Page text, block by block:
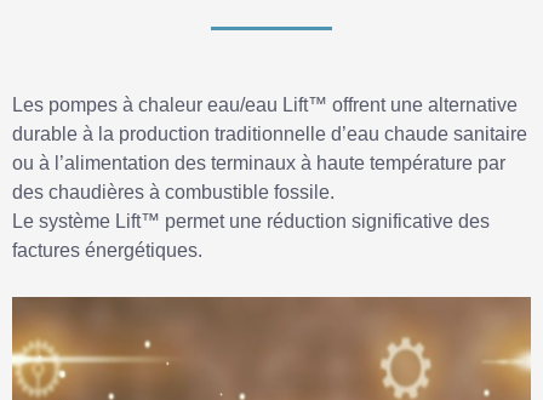
Les pompes à chaleur eau/eau Lift™ offrent une alternative
durable à la production traditionnelle d’eau chaude sanitaire
ou à l’alimentation des terminaux à haute température par
des chaudières à combustible fossile.
Le système Lift™ permet une réduction significative des
factures énergétiques.